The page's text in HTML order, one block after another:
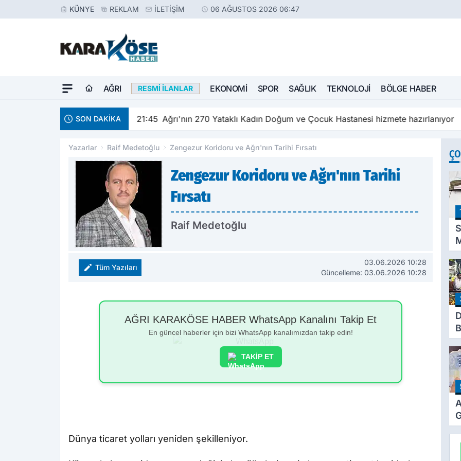
KÜNYE REKLAM İLETIŞIM 06 AĞUSTOS 2026 06:47
AĞRI RESMI İLANLAR EKONOMI SPOR SAĞLIK TEKNOLOJI BÖLGE HABER
SON DAKİKA 21:45 Ağrı'nın 270 Yataklı Kadın Doğum ve Çocuk Hastanesi hizmete hazırlanıyor
Yazarlar Raif Medetoğlu Zengezur Koridoru ve Ağrı'nın Tarihi Fırsatı
Zengezur Koridoru ve Ağrı'nın Tarihi
Fırsatı
Raif Medetoğlu
Tüm Yazıları
03.06.2026 10:28
Güncelleme: 03.06.2026 10:28
AĞRI KARAKÖSE HABER WhatsApp Kanalını Takip Et
En güncel haberler için bizi WhatsApp kanalımızdan takip edin!
TAKİP ET
Dünya ticaret yolları yeniden şekilleniyor.